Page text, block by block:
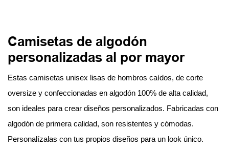
Camisetas de algodón
personalizadas al por mayor
Estas camisetas unisex lisas de hombros caídos, de corte
oversize y confeccionadas en algodón 100% de alta calidad,
son ideales para crear diseños personalizados. Fabricadas con
algodón de primera calidad, son resistentes y cómodas.
Personalízalas con tus propios diseños para un look único.